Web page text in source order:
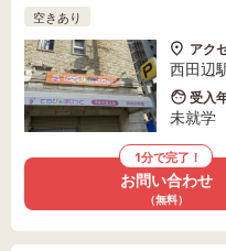
空きあり
アク
西田辺
受入
未就学
1分で完了！
お問い合わせ
（無料）